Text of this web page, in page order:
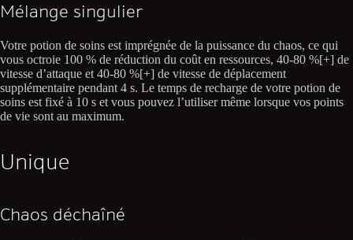
Mélange singulier
Votre potion de soins est imprégnée de la puissance du chaos, ce qui
vous octroie 100 % de réduction du coût en ressources, 40-80 %[+] de
vitesse d’attaque et 40-80 %[+] de vitesse de déplacement
supplémentaire pendant 4 s. Le temps de recharge de votre potion de
soins est fixé à 10 s et vous pouvez l’utiliser même lorsque vos points
de vie sont au maximum.
Unique
Chaos déchaîné